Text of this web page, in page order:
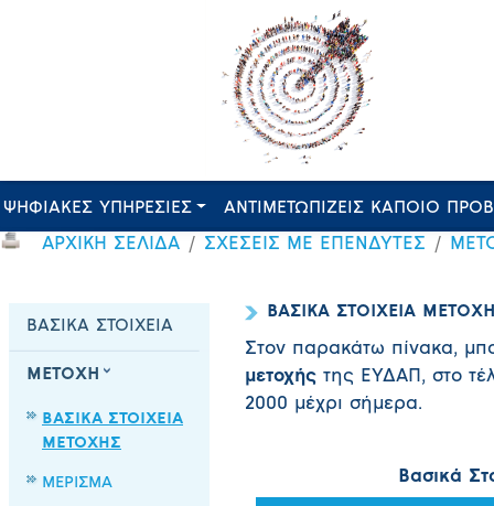
ΨΗΦΙΑΚΕΣ ΥΠΗΡΕΣΙΕΣ ΑΝΤΙΜΕΤΩΠΙΖΕΙΣ ΚΑΠΟΙΟ
ΑΡΧΙΚΗ ΣΕΛΙΔΑ ΣΧΕΣΕΙΣ ΜΕ ΕΠΕΝΔΥΤΕΣ
ΒΑΣΙΚΑ ΣΤΟΙΧΕΙΑ
ΜΕΤΟΧΗ
ΒΑΣΙΚΑ ΣΤΟΙΧΕΙΑ
ΜΕΤΟΧΗΣ
ΜΕΡΙΣΜΑ
ΒΑΣΙΚΑ ΣΤΟΙΧΕΙΑ
Στον παρακάτω πίνακα,
μετοχής της ΕΥΔΑΠ, στο
2000 μέχρι σήμερα.
Βασικά